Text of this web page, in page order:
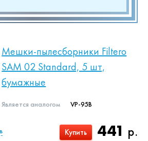
Мешки-пылесборники Filtero
SAM 02 Standard, 5 шт,
бумажные
Является аналогом VP-95B
441 р.
Купить